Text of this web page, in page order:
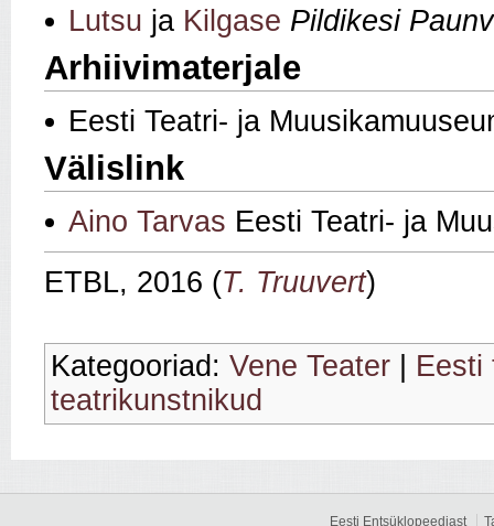
Lutsu ja Kilgase Pildikesi
Arhiivimaterjale
Eesti Teatri- ja
Välislink
Aino Tarvas Eesti Teatri- ja
ETBL, 2016 (T. Truuvert)
Kategooriad: Vene Teater
Eesti
teatrikunstnikud
Eesti Entsüklopeediast